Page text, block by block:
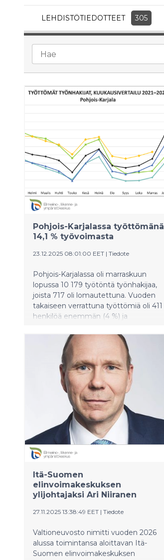
LEHDISTÖTIEDOTTEET 305
Pohjois-Karjalassa työttömänä
14,1 % työvoimasta
23.12.2025 08:01:00 EET | Tiedote
Pohjois-­Karjalassa oli marraskuun
lopussa 10 179 työtöntä työnhakijaa,
joista 717 oli lomautettuna. Vuoden
takaiseen verrattuna työttömiä oli 411
henkilöä enemmän (4 %) ja
Itä-Suomen
elinvoimakeskuksen
ylijohtajaksi Ari Niiranen
27.11.2025 13:38:49 EET | Tiedote
Valtioneuvosto nimitti vuoden 2026
alussa toimintansa aloittavan Itä-
Suomen elinvoimakeskuksen